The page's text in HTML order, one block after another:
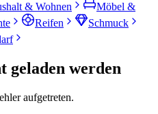
& Wohnen
Möbel &
Reifen
Schmuck
geladen werden
aufgetreten.